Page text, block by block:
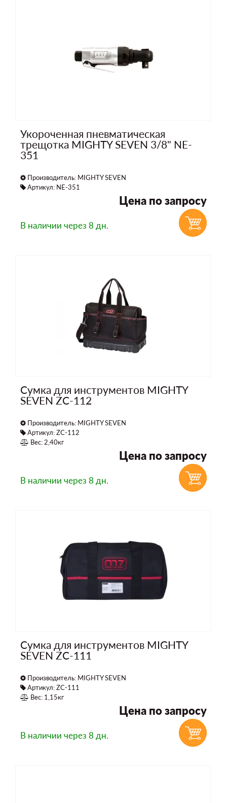
Укороченная пневматическая
трещотка MIGHTY SEVEN 3/8" NE-
351
Производитель: MIGHTY SEVEN
Артикул: NE-351
Цена по запросу
В наличии через 8 дн.
Сумка для инструментов MIGHTY
SEVEN ZC-112
Производитель: MIGHTY SEVEN
Артикул: ZC-112
Вес: 2,40кг
Цена по запросу
В наличии через 8 дн.
Сумка для инструментов MIGHTY
SEVEN ZC-111
Производитель: MIGHTY SEVEN
Артикул: ZC-111
Вес: 1,15кг
Цена по запросу
В наличии через 8 дн.